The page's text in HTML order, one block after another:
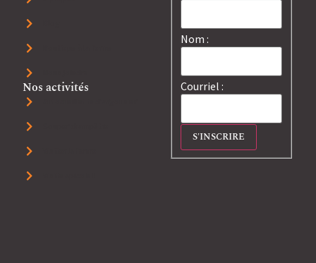
Nos activités
Nom :
Courriel :